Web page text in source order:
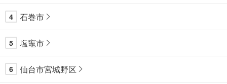
4 石巻市
5 塩竈市
6 仙台市宮城野区